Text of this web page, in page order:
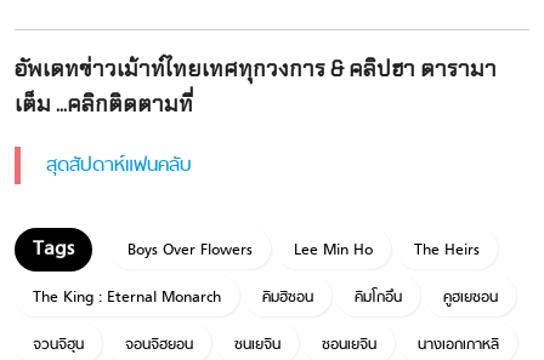
อัพเดทข่าวเม้าท์ไทยเทศทุกวงการ & คลิปฮา ดารามา
เต็ม ...คลิกติดตามที่
สุดสัปดาห์แฟนคลับ
Boys Over Flowers Lee Min Ho
The Heirs
The King : Eternal Monarch
คิมฮีซอน คิมโกอึน
คูฮเยซอน
จวนจีฮุน
จอนจีฮยอน ซนเยจิน ซอนเยจิน
นางเอกเกาหลี